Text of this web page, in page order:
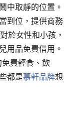
中取靜的位置。
到位，提供商務
於女性和小孩，
用品免費借用。
費輕食、飲
都是慕軒品牌想